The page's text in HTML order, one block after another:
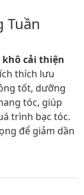
Tuần
cải thiện
thích lưu
tốt, dưỡng
tóc, giúp
trình bạc tóc.
để giảm dần